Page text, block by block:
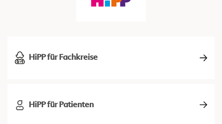
HiPP für Fachkreise
HiPP für Patienten